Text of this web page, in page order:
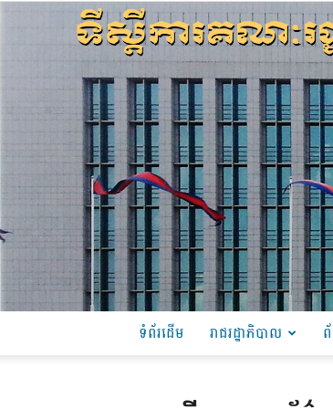
ទំព័រដើម រាជរដ្ឋាភិបាល